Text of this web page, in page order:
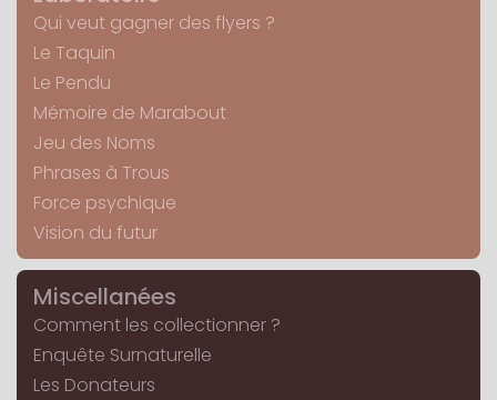
Qui veut gagner des flyers ?
Le Taquin
Le Pendu
Mémoire de Marabout
Jeu des Noms
Phrases à Trous
Force psychique
Vision du futur
Miscellanées
Comment les collectionner ?
Enquête Surnaturelle
Les Donateurs